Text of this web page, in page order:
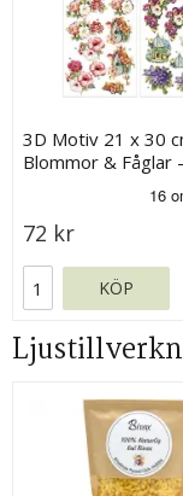
3D Motiv 21 x 30
Blommor & Fåglar
72 kr
KÖP